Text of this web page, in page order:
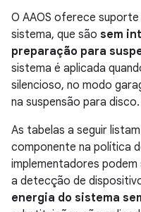
O AAOS oferece
sistema, que são sem
preparação para
sistema é aplicada
silencioso, no modo
na suspensão para disco.
As tabelas a seguir
componente na política
implementadores
a detecção de
energia do sistema